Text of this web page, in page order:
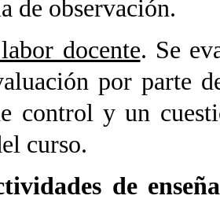
de observación.
docente. Se
por parte
control y un
curso.
de